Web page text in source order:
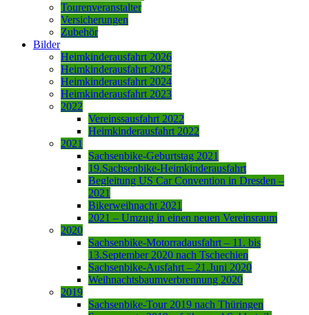
Tourenveranstalter
Versicherungen
Zubehör
Bilder
Heimkinderausfahrt 2026
Heimkinderausfahrt 2025
Heimkinderausfahrt 2024
Heimkinderausfahrt 2023
2022
Vereinssausfahrt 2022
Heimkinderausfahrt 2022
2021
Sachsenbike-Geburtstag 2021
19.Sachsenbike-Heimkinderausfahrt
Begleitung US Car Convention in Dresden –
2021
Bikerweihnacht 2021
2021 – Umzug in einen neuen Vereinsraum
2020
Sachsenbike-Motorradausfahrt – 11. bis
13.September 2020 nach Tschechien
Sachsenbike-Ausfahrt – 21.Juni 2020
Weihnachtsbaumverbrennung 2020
2019
Sachsenbike-Tour 2019 nach Thüringen